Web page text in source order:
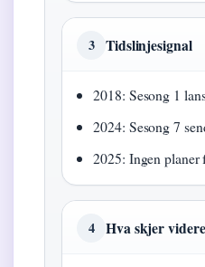
3 Tidslinjesignal
2018: Sesong 1
2024: Sesong 7
2025: Ingen planer
4 Hva skjer videre